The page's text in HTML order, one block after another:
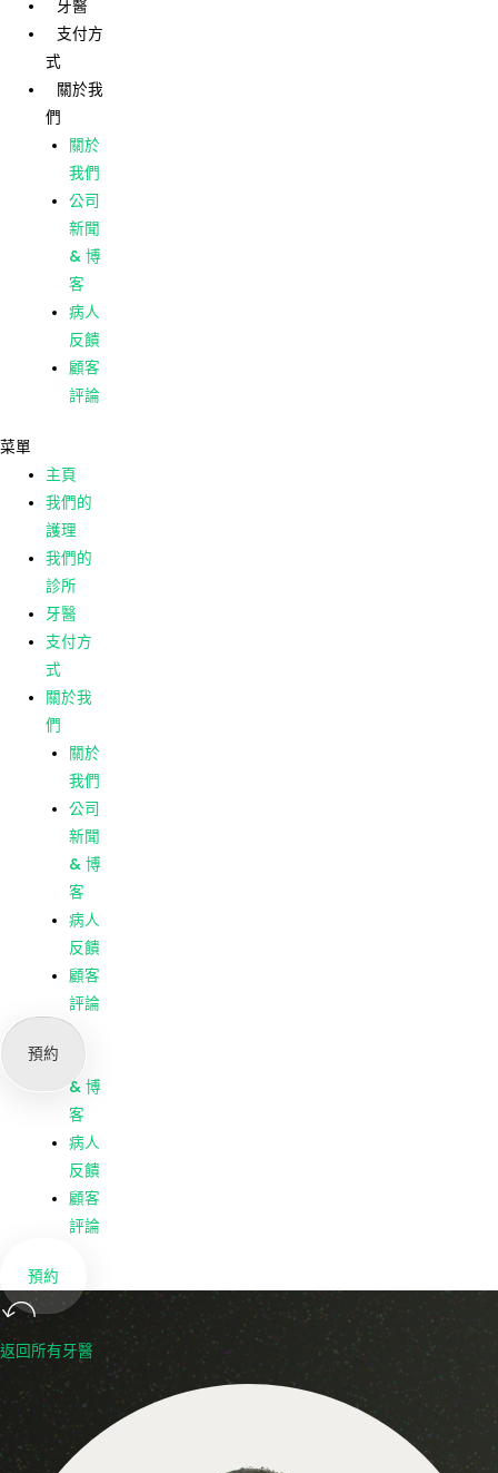
主頁
我們的
護理
我們的
診所
牙醫
支付方
關於我
關於
我們
& 博
客
病人
反饋
顧客
評論
主頁
我們的
護理
我們的
診所
牙醫
支付方
關於我
關於
我們
公司
新聞
& 博
客
病人
反饋
顧客
評論
預約
牙醫
支付方
式
關於我
們
關於
我們
公司
新聞
& 博
客
病人
反饋
顧客
評論
菜單
主頁
我們的
護理
我們的
診所
牙醫
支付方
式
關於我
們
關於
我們
公司
新聞
& 博
客
病人
反饋
顧客
評論
預約
返回所有牙醫